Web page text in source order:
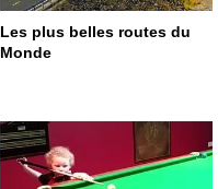
Les plus belles routes du
Monde